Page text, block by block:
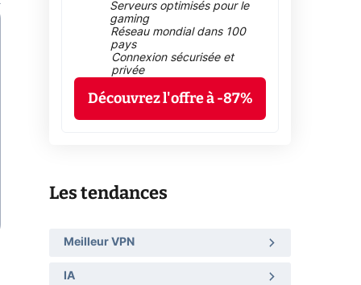
Serveurs optimisés pour le
gaming
Réseau mondial dans 100
pays
Connexion sécurisée et
privée
Découvrez l'offre à -87%
Les tendances
Meilleur VPN
IA